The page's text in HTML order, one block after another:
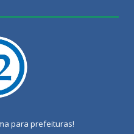
para prefeituras!